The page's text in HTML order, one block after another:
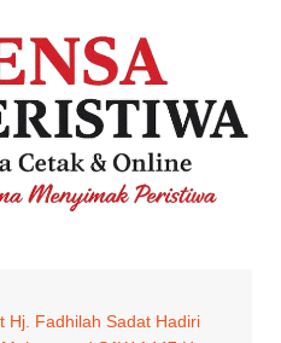
Hj. Fadhilah Sadat Hadiri